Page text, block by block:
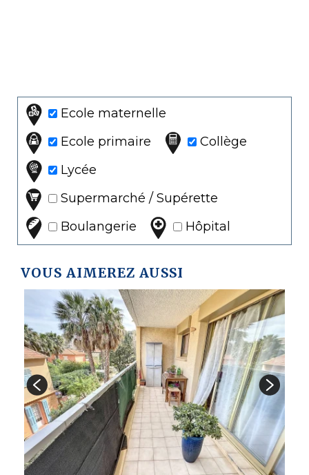
Ecole maternelle
Ecole primaire
Collège
Lycée
Supermarché / Supérette
Boulangerie
Hôpital
VOUS AIMEREZ AUSSI